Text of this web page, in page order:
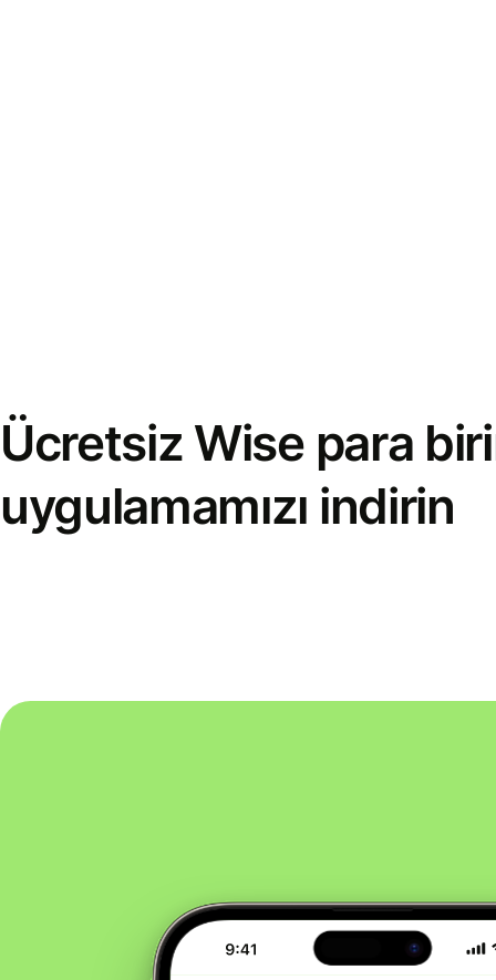
Ücretsiz Wise para
uygulamamızı indirin